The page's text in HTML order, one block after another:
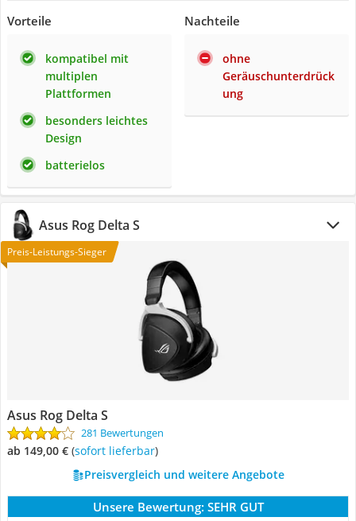
Vorteile
kompatibel mit
multiplen
Plattformen
besonders leichtes
Design
batterielos
Nachteile
ohne
Geräuschunterdrück
ung
Asus Rog Delta S
Preis-Leistungs-Sieger
Asus Rog Delta S
281 Bewertungen
ab 149,00 € ( Sofort lieferbar)
Preisvergleich und weitere Angebote
Unsere Bewertung: SEHR GUT